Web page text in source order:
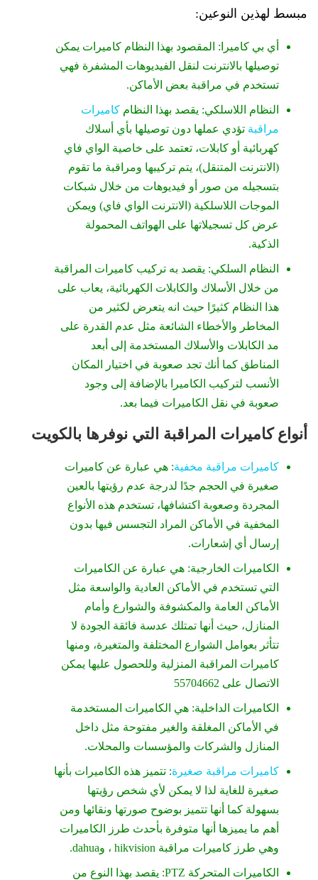
مبسط لهذين النوعين:
أي بي كاميرا: المقصود بهذا النظام كاميرات يمكن
توصيلها بالانترنت لنقل الفيديوهات المشفرة فهي
تستخدم في مراقبة بعض الأماكن.
النظام اللاسلكي: يقصد بهذا النظام كاميرات
مراقبة تؤدي عملها دون توصيلها بأي أسلاك
كهربائية أو كابلات، تعتمد على خاصية الواي فاي
(الانترنت المتنقل)، يتم تركيبها ومراقبة ما تقوم
بتسجيله من صور أو فيديوهات من خلال شبكات
الموجات اللاسلكية (الانترنت الواي فاي) ويمكن
عرض كل تسجيلاتها على الهواتف المحمولة
الذكية.
النظام السلكي: يقصد به تركيب كاميرات المراقبة
من خلال الأسلاك والكابلات الكهربائية، يعاب على
هذا النظام كثيرًا حيث انه يتعرض لكثير من
المخاطر والأخطاء الشائعة مثل عدم القدرة على
مد الكابلات والأسلاك المستخدمة إلى أبعد
المناطق كما أنك تجد صعوبة في اختيار المكان
الأنسب لتركيب الكاميرا بالإضافة إلى وجود
صعوبة في نقل الكاميرات فيما بعد.
أنواع كاميرات المراقبة التي نوفرها بالكويت
كاميرات مراقبة مخفية: هي عبارة عن كاميرات
صغيرة في الحجم جدًا لدرجة عدم رؤيتها بالعين
المجردة وصعوبة اكتشافها، تستخدم هذه الأنواع
المخفية في الأماكن المراد التجسس فيها بدون
إرسال أي إشعارات.
الكاميرات الخارجية: هي عبارة عن الكاميرات
التي تستخدم في الأماكن العادية والواسعة مثل
الأماكن العامة والمكشوفة والشوارع وأمام
المنازل، حيث أنها تمتلك عدسة فائقة الجودة لا
تتأثر بعوامل الشوارع المختلفة والمتغيرة، ومنها
كاميرات المراقبة المنزلية وللحصول عليها يمكن
الاتصال على 55704662
الكاميرات الداخلية: هي الكاميرات المستخدمة
في الأماكن المغلقة والغير مفتوحة مثل داخل
المنازل والشركات والمؤسسات والمحلات.
كاميرات مراقبة صغيرة: تتميز هذه الكاميرات بأنها
صغيرة للغاية لذا لا يمكن لأي شخص رؤيتها
بسهولة كما أنها تتميز بوضوح صورتها ونقائها ومن
أهم ما يميزها أنها متوفرة بأحدث طرز الكاميرات
وهي طرز كاميرات مراقبة hikvision ، وdahua.
الكاميرات المتحركة PTZ: يقصد بهذا النوع من